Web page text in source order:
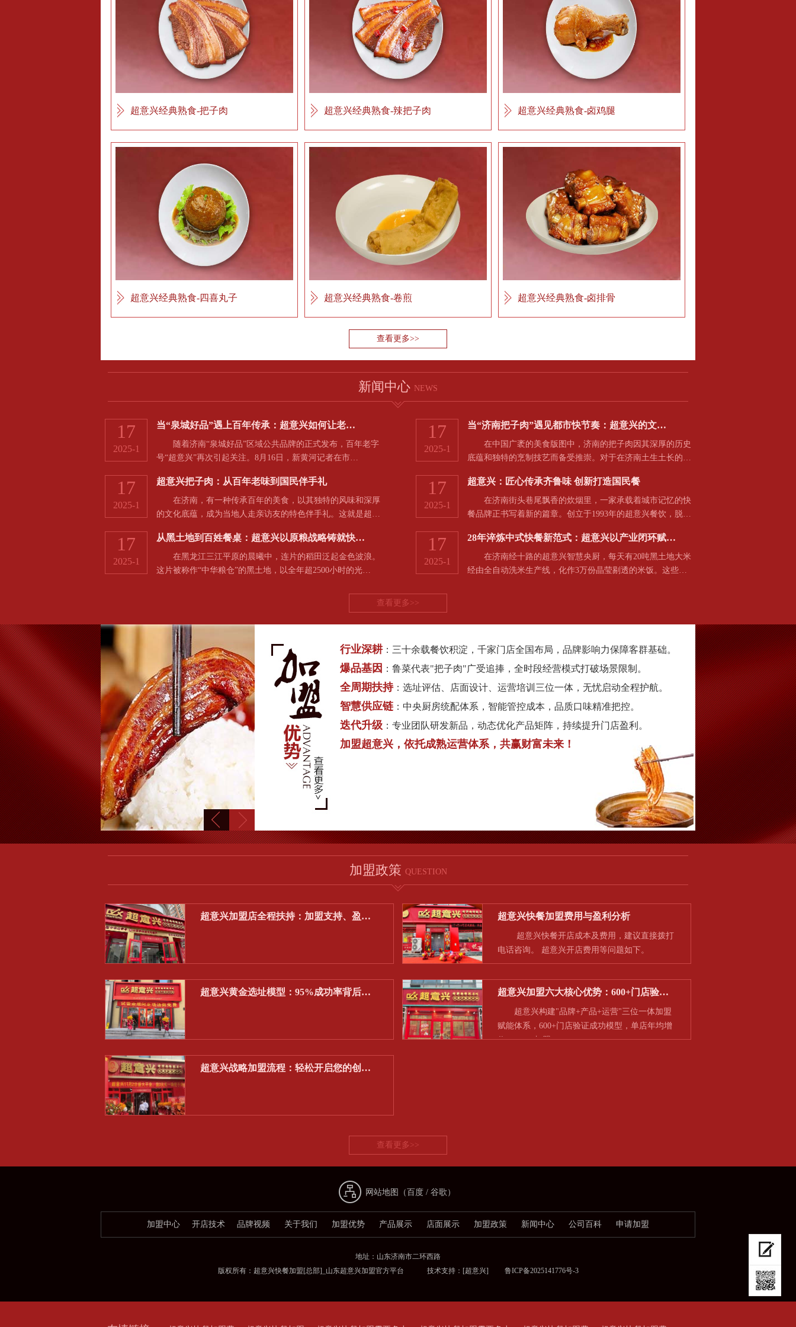
超意兴经典熟食-把子肉 超意兴经典熟食-辣把子肉 超意兴经典熟食-卤鸡腿
超意兴经典熟食-四喜丸子 超意兴经典熟食-卷煎 超意兴经典熟食-卤排骨
查看更多>>
新闻中心 NEWS
17
2025-1
当“泉城好品”遇上百年传承：超意兴如何让老…
随着济南“泉城好品”区域公共品牌的正式发布，百年老字
号“超意兴”再次引起关注。8月16日，新黄河记者在市…
17
2025-1
当“济南把子肉”遇见都市快节奏：超意兴的文…
在中国广袤的美食版图中，济南的把子肉因其深厚的历史
底蕴和独特的烹制技艺而备受推崇。对于在济南土生土长的…
17
2025-1
超意兴把子肉：从百年老味到国民伴手礼
在济南，有一种传承百年的美食，以其独特的风味和深厚
的文化底蕴，成为当地人走亲访友的特色伴手礼。这就是超…
17
2025-1
超意兴：匠心传承齐鲁味 创新打造国民餐
在济南街头巷尾飘香的炊烟里，一家承载着城市记忆的快
餐品牌正书写着新的篇章。创立于1993年的超意兴餐饮，脱…
17
2025-1
从黑土地到百姓餐桌：超意兴以原粮战略铸就快…
在黑龙江三江平原的晨曦中，连片的稻田泛起金色波浪。
这片被称作“中华粮仓”的黑土地，以全年超2500小时的光…
17
2025-1
28年淬炼中式快餐新范式：超意兴以产业闭环赋…
在济南经十路的超意兴智慧央厨，每天有20吨黑土地大米
经由全自动洗米生产线，化作3万份晶莹剔透的米饭。这些…
查看更多>>
行业深耕：三十余载餐饮积淀，千家门店全国布局，品牌影响力保障客群基础。
爆品基因 ：鲁菜代表"把子肉"广受追捧，全时段经营模式打破场景限制。
全周期扶持：选址评估、店面设计、运营培训三位一体，无忧启动全程护航。
智慧供应链 ：中央厨房统配体系，智能管控成本，品质口味精准把控。
迭代升级 ：专业团队研发新品，动态优化产品矩阵，持续提升门店盈利。
加盟超意兴，依托成熟运营体系，共赢财富未来！
加盟政策 QUESTION
超意兴加盟店全程扶持：加盟支持、盈… 超意兴快餐加盟费用与盈利分析
超意兴快餐开店成本及费用，建议直接拨打
电话咨询。 超意兴开店费用等问题如下。
超意兴黄金选址模型：95%成功率背后… 超意兴加盟六大核心优势：600+门店验…
超意兴构建"品牌+产品+运营"三位一体加盟
赋能体系，600+门店验证成功模型，单店年均增
收30%+，加盟…
超意兴战略加盟流程：轻松开启您的创…
查看更多>>
网站地图（ 百度 / 谷歌 ）
加盟中心 开店技术 品牌视频 关于我们 加盟优势 产品展示 店面展示 加盟政策 新闻中心 公司百科 申请加盟
地址：山东济南市二环西路
版权所有：超意兴快餐加盟[总部]_山东超意兴加盟官方平台 技术支持： [超意兴] 鲁ICP备2025141776号-3